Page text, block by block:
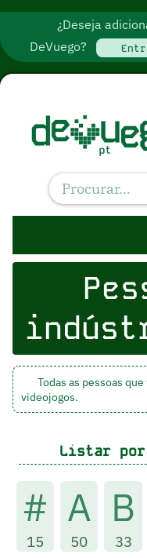
¿Deseja
DeVuego?
Todas as pessoas
videojogos.
Listar por
#
15
A
50
B
33